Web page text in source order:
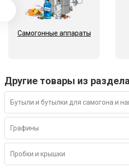
Самогонные аппараты
Другие товары из
Бутыли и бутылки для самогона и
Графины
Пробки и крышки